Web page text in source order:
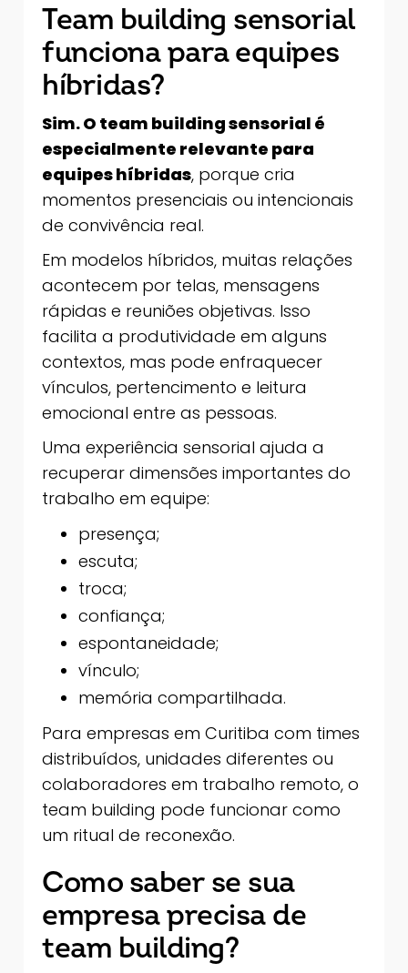
Team building sensorial
funciona para equipes
híbridas?
Sim. O team building sensorial é
especialmente relevante para
equipes híbridas, porque cria
momentos presenciais ou intencionais
de convivência real.
Em modelos híbridos, muitas relações
acontecem por telas, mensagens
rápidas e reuniões objetivas. Isso
facilita a produtividade em alguns
contextos, mas pode enfraquecer
vínculos, pertencimento e leitura
emocional entre as pessoas.
Uma experiência sensorial ajuda a
recuperar dimensões importantes do
trabalho em equipe:
presença;
escuta;
troca;
confiança;
espontaneidade;
vínculo;
memória compartilhada.
Para empresas em Curitiba com times
distribuídos, unidades diferentes ou
colaboradores em trabalho remoto, o
team building pode funcionar como
um ritual de reconexão.
Como saber se sua
empresa precisa de
team building?